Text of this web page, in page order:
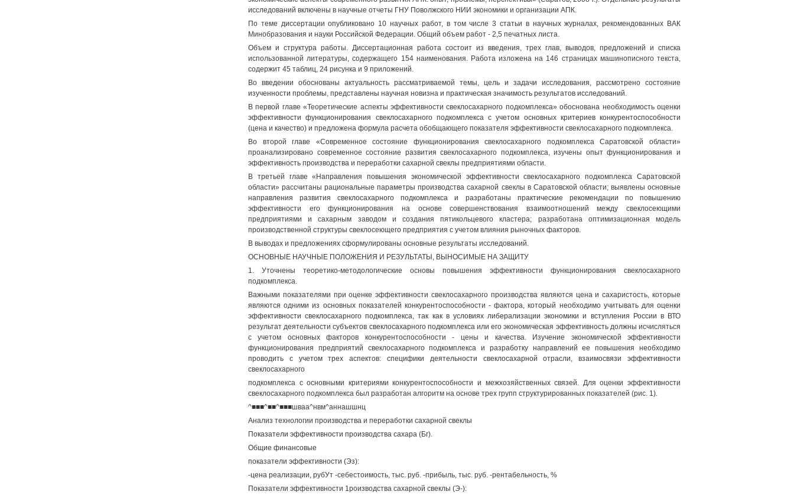
исследований включены в научные отчеты ГНУ Поволжского НИИ экономики и организации АПК.
По теме диссертации опубликовано 10 научных работ, в том числе 3 статьи в научных журналах, рекомендованных ВАК
Минобразования и науки Российской Федерации. Общий объем работ - 2,5 печатных листа.
Объем и структура работы. Диссертационная работа состоит из введения, трех глав, выводов, предложений и списка
использованной литературы, содержащего 154 наименования. Работа изложена на 146 страницах машинописного текста,
содержит 45 таблиц, 24 рисунка и 9 приложений.
Во введении обоснованы актуальность рассматриваемой темы, цель и задачи исследования, рассмотрено состояние
изученности проблемы, представлены научная новизна и практическая значимость результатов исследований.
В первой главе «Теоретические аспекты эффективности свеклосахарного подкомплекса» обоснована необходимость оценки
эффективности функционирования свеклосахарного подкомплекса с учетом основных критериев конкурентоспособности
(цена и качество) и предложена формула расчета обобщающего показателя эффективности свеклосахарного подкомплекса.
Во второй главе «Современное состояние функционирования свеклосахарного подкомплекса Саратовской области»
проанализировано современное состояние развития свеклосахарного подкомплекса, изучены опыт функционирования и
эффективность производства и переработки сахарной свеклы предприятиями области.
В третьей главе «Направления повышения экономической эффективности свеклосахарного подкомплекса Саратовской
области» рассчитаны рациональные параметры производства сахарной свеклы в Саратовской области; выявлены основные
направления развития свеклосахарного подкомплекса и разработаны практические рекомендации по повышению
эффективности его функционирования на основе совершенствования взаимоотношений между свеклосеющими
предприятиями и сахарным заводом и создания пятикольцевого кластера; разработана оптимизационная модель
производственной структуры свеклосеющего предприятия с учетом влияния рыночных факторов.
В выводах и предложениях сформулированы основные результаты исследований.
ОСНОВНЫЕ НАУЧНЫЕ ПОЛОЖЕНИЯ И РЕЗУЛЬТАТЫ, ВЫНОСИМЫЕ НА ЗАЩИТУ
1. Уточнены теоретико-методологические основы повышения эффективности функционирования свеклосахарного
подкомплекса.
Важными показателями при оценке эффективности свеклосахарного производства являются цена и сахаристость, которые
являются одними из основных показателей конкурентоспособности - фактора, который необходимо учитывать для оценки
эффективности свеклосахарного подкомплекса, так как в условиях либерализации экономики и вступления России в ВТО
результат деятельности субъектов свеклосахарного подкомплекса или его экономическая эффективность должны исчисляться
с учетом основных факторов конкурентоспособности - цены и качества. Изучение экономической эффективности
функционирования предприятий свеклосахарного подкомплекса и разработку направлений ее повышения необходимо
проводить с учетом трех аспектов: специфики деятельности свеклосахарной отрасли, взаимосвязи эффективности
свеклосахарного
подкомплекса с основными критериями конкурентоспособности и межхозяйственных связей. Для оценки эффективности
свеклосахарного подкомплекса был разработан алгоритм на основе трех групп структурированных показателей (рис. 1).
^■■■^■■^■■■шваа^нвм^аннашшнц
Анализ технологии производства и переработки сахарной свеклы
Показатели эффективности производства сахара (Бг).
Общие финансовые
показатели эффективности (Эз):
-цена реализации, рубУт -себестоимость, тыс. руб. -прибыль, тыс. руб. -рентабельность, %
Показатели эффективности 1роизводства сахарной свеклы (Э-):